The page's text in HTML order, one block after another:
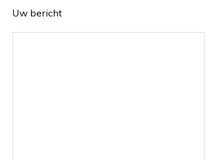
Uw bericht